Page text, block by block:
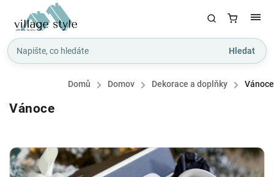
Hledat
Domů / Domov / Dekorace a doplňky / Vánoce
Vánoce